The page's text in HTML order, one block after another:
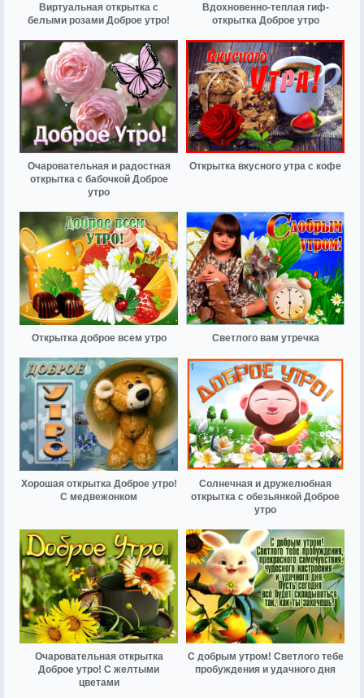
Виртуальная открытка с
белыми розами Доброе утро!
Вдохновенно-теплая гиф-
открытка Доброе утро
Очаровательная и радостная
открытка с бабочкой Доброе
утро
Открытка вкусного утра с кофе
Открытка доброе всем утро Светлого вам утречка
Хорошая открытка Доброе утро!
С медвежонком
Солнечная и дружелюбная
открытка с обезьянкой Доброе
утро
Очаровательная открытка
Доброе утро! С желтыми
цветами
С добрым утром! Светлого тебе
пробуждения и удачного дня